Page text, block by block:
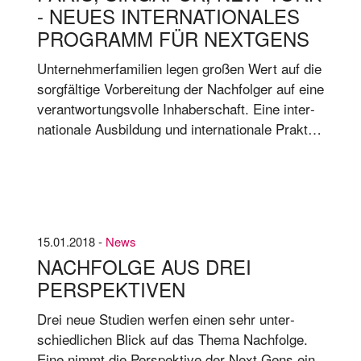
- NEUES INTERNATIONALES
PROGRAMM FÜR NEXTGENS
Un­ter­neh­mer­fa­mi­li­en le­gen gro­ßen Wert auf die
sorg­fäl­ti­ge Vor­be­rei­tung der Nach­fol­ger auf eine
ver­ant­wor­tungs­vol­le In­ha­ber­schaft. Eine in­ter­
na­tio­na­le Aus­bil­dung und in­ter­na­tio­na­le Prak­ti­
15.01.2018 - News
NACHFOLGE AUS DREI
PERSPEKTIVEN
Drei neue Stu­di­en wer­fen ei­nen sehr un­ter­
schied­li­chen Blick auf das The­ma Nach­fol­ge.